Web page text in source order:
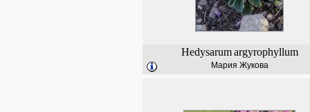
Hedysarum argyrophyllum
Мария Жукова